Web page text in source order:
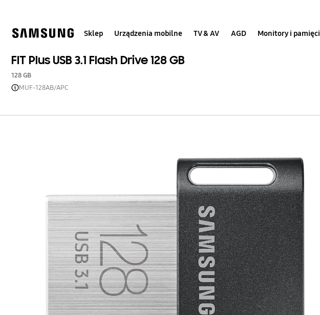
Sklep Urządzenia mobilne TV & AV AGD Monitory i pamięci
FIT Plus USB 3.1 Flash Drive 128 GB
128 GB
MUF-128AB/APC